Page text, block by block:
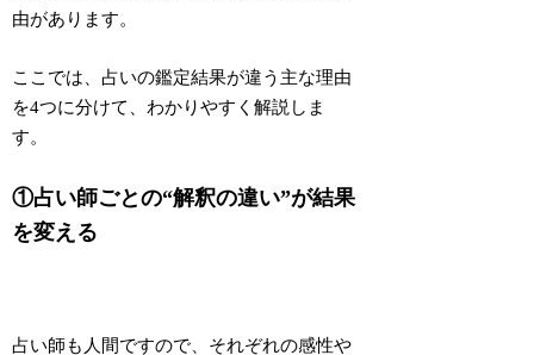
由があります。
ここでは、占いの鑑定結果が違う主な理由
を4つに分けて、わかりやすく解説しま
す。
①占い師ごとの“解釈の違い”が結果
を変える
占い師も人間ですので、それぞれの感性や